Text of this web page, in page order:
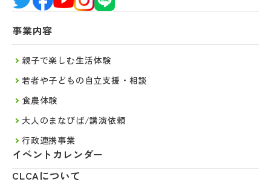
事業内容
親子で楽しむ生活体験
若者や子どもの自立支援・相談
食農体験
大人のまなびば/講演依頼
行政連携事業
イベントカレンダー
CLCAについて